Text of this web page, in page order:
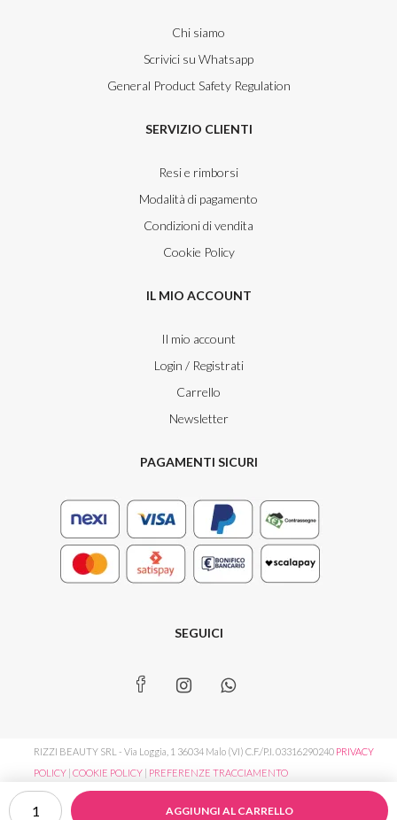
Dark
AGGIUNGI AL CARRELLO
Chi siamo
Scrivici su Whatsapp
General Product Safety Regulation
SERVIZIO CLIENTI
Resi e rimborsi
Modalità di pagamento
Condizioni di vendita
Cookie Policy
IL MIO ACCOUNT
Il mio account
Login / Registrati
Carrello
Newsletter
PAGAMENTI SICURI
SEGUICI
RIZZI BEAUTY SRL - Via Loggia, 1 36034 Malo (VI) C.F./P.I. 03316290240 PRIVACY
POLICY | COOKIE POLICY | PREFERENZE TRACCIAMENTO